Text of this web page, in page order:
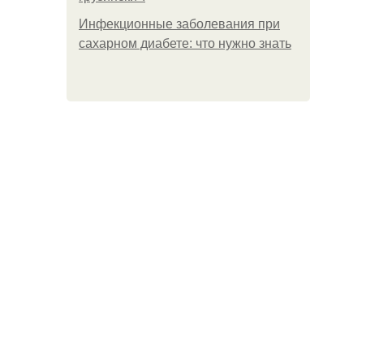
Инфекционные заболевания при
сахарном диабете: что нужно знать